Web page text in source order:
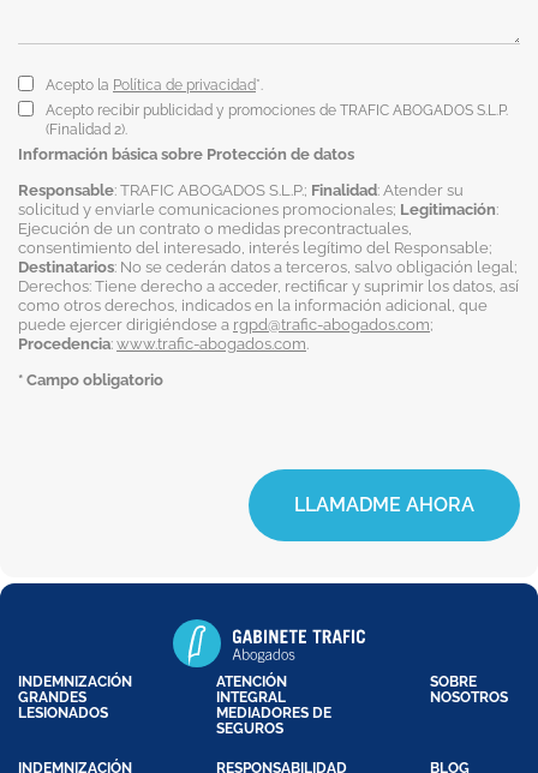
Acepto la Política de privacidad*.
Acepto recibir publicidad y promociones de TRAFIC ABOGADOS S.L.P.
(Finalidad 2).
Información básica sobre Protección de datos
Responsable: TRAFIC ABOGADOS S.L.P.; Finalidad: Atender su
solicitud y enviarle comunicaciones promocionales; Legitimación:
Ejecución de un contrato o medidas precontractuales,
consentimiento del interesado, interés legítimo del Responsable;
Destinatarios: No se cederán datos a terceros, salvo obligación legal;
Derechos: Tiene derecho a acceder, rectificar y suprimir los datos, así
como otros derechos, indicados en la información adicional, que
puede ejercer dirigiéndose a rgpd@trafic-abogados.com;
Procedencia: www.trafic-abogados.com
* Campo obligatorio
LLAMADME AHORA
INDEMNIZACIÓN
GRANDES
LESIONADOS
ATENCIÓN
INTEGRAL
MEDIADORES DE
SEGUROS
SOBRE
NOSOTROS
INDEMNIZACIÓN RESPONSABILIDAD BLOG